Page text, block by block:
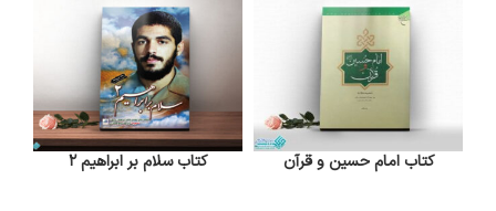
کتاب امام حسین و قرآن کتاب سلام بر ابراهیم 2